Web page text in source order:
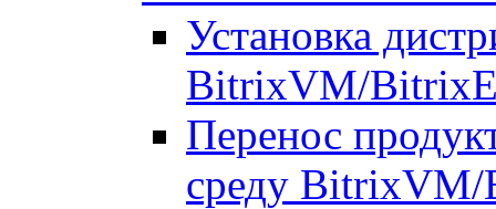
Установка
BitrixVM/
Перенос
среду